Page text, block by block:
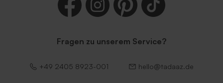
Fragen zu unserem Service?
+49 2405 8923-001 hello@tadaaz.de